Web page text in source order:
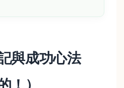
與成功心法
！）